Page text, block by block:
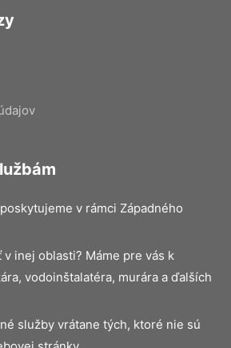
v rámci Západného
inej oblasti? Máme pre vás k
vodoinštalatéra, murára a ďalších
služby vrátane tých, ktoré nie sú